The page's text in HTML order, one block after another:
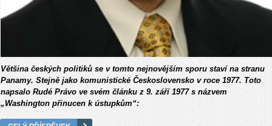
Většina českých politiků se v tomto nejnovějším sporu staví na stranu
Panamy. Stejně jako komunistické Československo v roce 1977. Toto
napsalo Rudé Právo ve svém článku z 9. září 1977 s názvem
„Washington přinucen k ústupkům“: